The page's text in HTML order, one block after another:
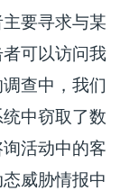
要寻求与某
可以访问我
查中，我们
中窃取了数
活动中的客
威胁情报中